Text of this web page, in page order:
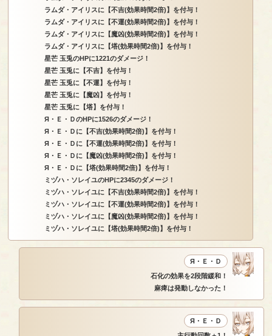
ラムダ・アイリスに【不吉(効果時間2倍)】を付与！
ラムダ・アイリスに【不運(効果時間2倍)】を付与！
ラムダ・アイリスに【魔凶(効果時間2倍)】を付与！
ラムダ・アイリスに【塔(効果時間2倍)】を付与！
星芒 玉兎のHPに1221のダメージ！
星芒 玉兎に【不吉】を付与！
星芒 玉兎に【不運】を付与！
星芒 玉兎に【魔凶】を付与！
星芒 玉兎に【塔】を付与！
Я・Ｅ・ＤのHPに1526のダメージ！
Я・Ｅ・Ｄに【不吉(効果時間2倍)】を付与！
Я・Ｅ・Ｄに【不運(効果時間2倍)】を付与！
Я・Ｅ・Ｄに【魔凶(効果時間2倍)】を付与！
Я・Ｅ・Ｄに【塔(効果時間2倍)】を付与！
ミヅハ・ソレイユのHPに2345のダメージ！
ミヅハ・ソレイユに【不吉(効果時間2倍)】を付与！
ミヅハ・ソレイユに【不運(効果時間2倍)】を付与！
ミヅハ・ソレイユに【魔凶(効果時間2倍)】を付与！
ミヅハ・ソレイユに【塔(効果時間2倍)】を付与！
Я・Ｅ・Ｄ
石化の効果を2段階緩和！
麻痺は発動しなかった！
Я・Ｅ・Ｄ